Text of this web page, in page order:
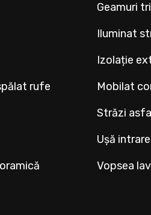
Geamuri
Iluminat
Izolație
rufe
Mobilat
Străzi
Ușă
Vopsea